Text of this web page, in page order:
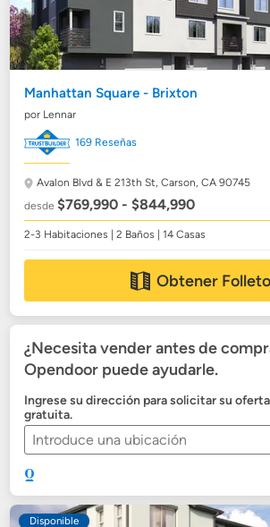
Manhattan Square - Brixton
por Lennar
169 Reseñas
Avalon Blvd & E 213th St,Carson, CA 90745
desde$769,990 - $844,990
2-3 Habitaciones | 2 Baños | 14 Casas
Obtener Folleto
¿Necesita vender antes de
Opendoor puede ayudarle.
Ingrese su dirección para solicitar su
gratuita.
Disponible